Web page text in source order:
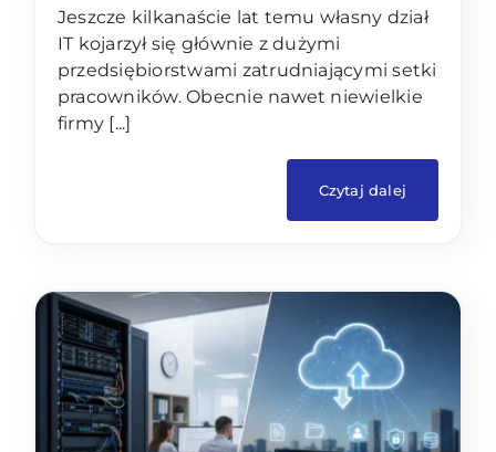
Jeszcze kilkanaście lat temu własny dział
IT kojarzył się głównie z dużymi
przedsiębiorstwami zatrudniającymi setki
pracowników. Obecnie nawet niewielkie
firmy [...]
Czytaj dalej